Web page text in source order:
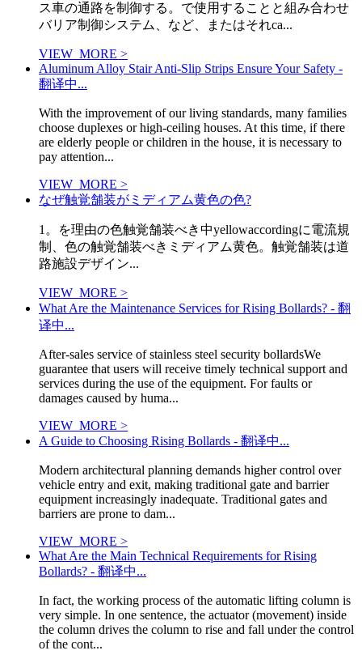
ス車の通路を制御する。で使用することと組み合わせ
バリア制御システム、など、またはそれca...
VIEW_MORE >
Aluminum Alloy Stair Anti-Slip Strips Ensure Your Safety -
翻译中...
With the improvement of our living standards, many families
choose duplexes or high-ceiling houses. At this time, if there
are elderly people or children in the house, it is necessary to
pay attention...
VIEW_MORE >
なぜ触覚舗装がミディアム黄色の色?
1。を理由の色触覚舗装べき中yellowaccordingに電流規
制、色の触覚舗装べきミディアム黄色。触覚舗装は道
路施設デザイン...
VIEW_MORE >
What Are the Maintenance Services for Rising Bollards? - 翻
译中...
After-sales service of stainless steel security bollardsWe
guarantee that users will receive timely technical support and
services during the use of the equipment. For faults or
damages caused by huma...
VIEW_MORE >
A Guide to Choosing Rising Bollards - 翻译中...
Modern architectural planning demands higher control over
vehicle entry and exit, making traditional gate and barrier
equipment increasingly inadequate. Traditional gates and
barriers are prone to dam...
VIEW_MORE >
What Are the Main Technical Requirements for Rising
Bollards? - 翻译中...
In fact, the working process of the automatic lifting column is
very simple. In one sentence, the actuator (movement) inside
the column drives the column to rise and fall under the control
of the cont...